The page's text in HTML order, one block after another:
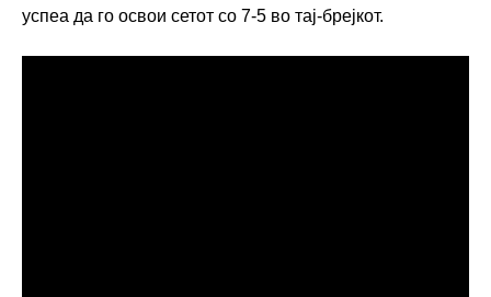
успеа да го освои сетот со 7-5 во тај-брејкот.